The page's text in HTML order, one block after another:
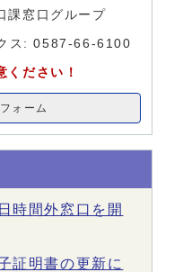
課窓口グループ
ス: 0587-66-6100
ください！
ォーム
時間外窓口を開
証明書の更新に